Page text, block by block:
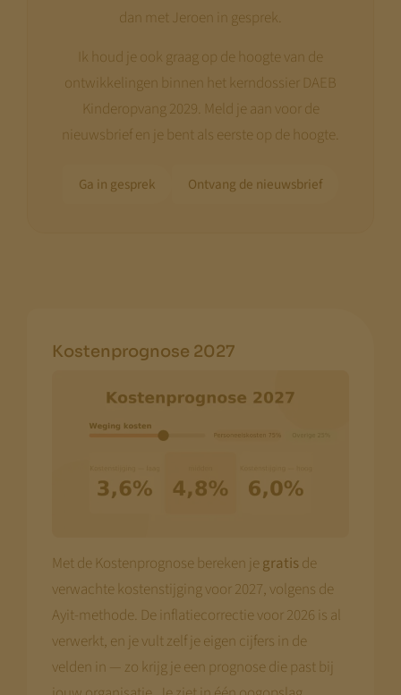
dan met Jeroen in gesprek.
Ik houd je ook graag op de hoogte van de
ontwikkelingen binnen het kerndossier DAEB
Kinderopvang 2029. Meld je aan voor de
nieuwsbrief en je bent als eerste op de hoogte.
Ga in gesprek Ontvang de nieuwsbrief
Kostenprognose 2027
Met de Kostenprognose bereken jegratisde
verwachte kostenstijging voor 2027, volgens de
Ayit-methode. De inflatiecorrectie voor 2026 is al
verwerkt, en je vult zelf je eigen cijfers in de
velden in — zo krijg je een prognose die past bij